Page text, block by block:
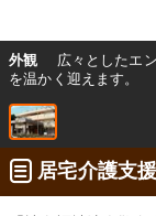
外観
広々としたエ
を温かく迎えます。
居宅介護支